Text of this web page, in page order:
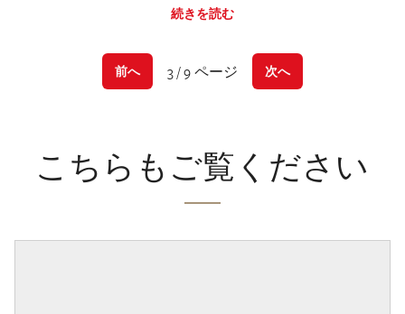
続きを読む
前へ 3 / 9 ページ 次へ
こちらもご覧ください